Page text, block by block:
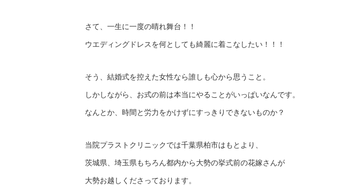
さて、一生に一度の晴れ舞台！！
ウエディングドレスを何としても綺麗に着こなしたい！！！
そう、結婚式を控えた女性なら誰しも心から思うこと。
しかしながら、お式の前は本当にやることがいっぱいなんです。
なんとか、時間と労力をかけずにすっきりできないものか？
当院プラストクリニックでは千葉県柏市はもとより、
茨城県、埼玉県もちろん都内から大勢の挙式前の花嫁さんが
大勢お越しくださっております。